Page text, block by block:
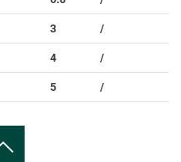
3 /
4 /
5 /